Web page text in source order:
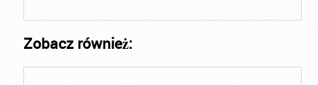
Zobacz również: